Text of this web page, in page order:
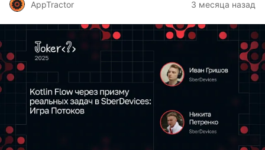
AppTractor 3 месяца назад